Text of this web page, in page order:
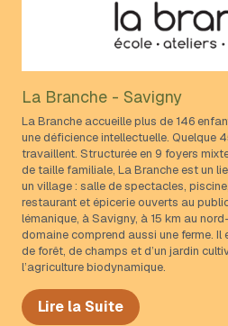
La Branche - Savigny
La Branche accueille plus de 146
une déficience intellectuelle. Quelque
travaillent. Structurée en 9 foyers
de taille familiale, La Branche est un
un village : salle de spectacles,
restaurant et épicerie ouverts au
lémanique, à Savigny, à 15 km au
domaine comprend aussi une ferme.
de forêt, de champs et d’un jardin
l’agriculture biodynamique.
Lire la Suite